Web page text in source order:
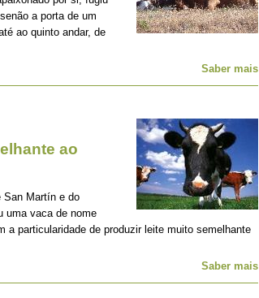
a porta de um
ao quinto andar, de
Saber mais
ao
San Martín e do
uma vaca de nome
a particularidade de produzir leite muito semelhante
Saber mais